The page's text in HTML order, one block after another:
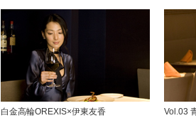
白金高輪OREXIS×伊東友香
Vol.03